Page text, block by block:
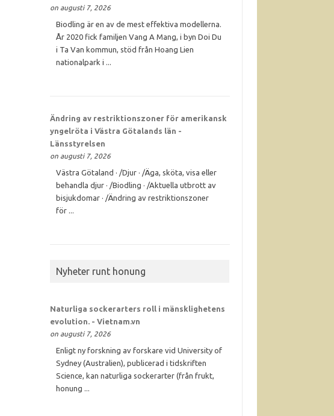
on augusti 7, 2026
Biodling är en av de mest effektiva modellerna.
År 2020 fick familjen Vang A Mang, i byn Doi Du
i Ta Van kommun, stöd från Hoang Lien
nationalpark i ...
Ändring av restriktionszoner för amerikansk
yngelröta i Västra Götalands län -
Länsstyrelsen
on augusti 7, 2026
Västra Götaland · /Djur · /Äga, sköta, visa eller
behandla djur · /Biodling · /Aktuella utbrott av
bisjukdomar · /Ändring av restriktionszoner
för ...
Nyheter runt honung
Naturliga sockerarters roll i mänsklighetens
evolution. - Vietnam.vn
on augusti 7, 2026
Enligt ny forskning av forskare vid University of
Sydney (Australien), publicerad i tidskriften
Science, kan naturliga sockerarter (från frukt,
honung ...